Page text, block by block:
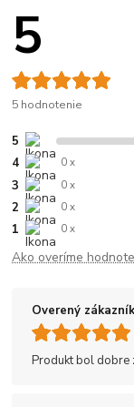
5
5 hodnotenie
5
4 0 x
3 0 x
2 0 x
1 0 x
Ako overíme
Overený zákazník
Produkt bol dobre